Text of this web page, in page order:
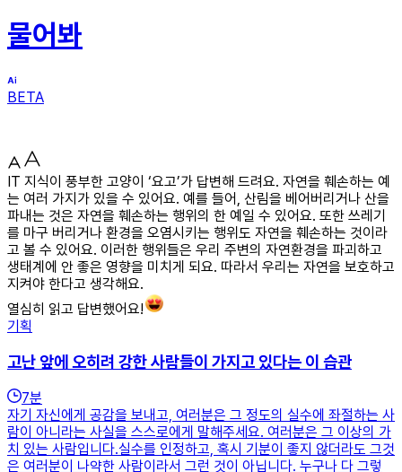
물어봐
BETA
IT 지식이 풍부한 고양이 ‘요고’가 답변해 드려요. 자연을 훼손하는 예
는 여러 가지가 있을 수 있어요. 예를 들어, 산림을 베어버리거나 산을
파내는 것은 자연을 훼손하는 행위의 한 예일 수 있어요. 또한 쓰레기
를 마구 버리거나 환경을 오염시키는 행위도 자연을 훼손하는 것이라
고 볼 수 있어요. 이러한 행위들은 우리 주변의 자연환경을 파괴하고
생태계에 안 좋은 영향을 미치게 되요. 따라서 우리는 자연을 보호하고
지켜야 한다고 생각해요.
열심히 읽고 답변했어요!
기획
고난 앞에 오히려 강한 사람들이 가지고 있다는 이 습관
7분
자기 자신에게 공감을 보내고, 여러분은 그 정도의 실수에 좌절하는 사
람이 아니라는 사실을 스스로에게 말해주세요. 여러분은 그 이상의 가
치 있는 사람입니다.실수를 인정하고, 혹시 기분이 좋지 않더라도 그것
은 여러분이 나약한 사람이라서 그런 것이 아닙니다. 누구나 다 그렇